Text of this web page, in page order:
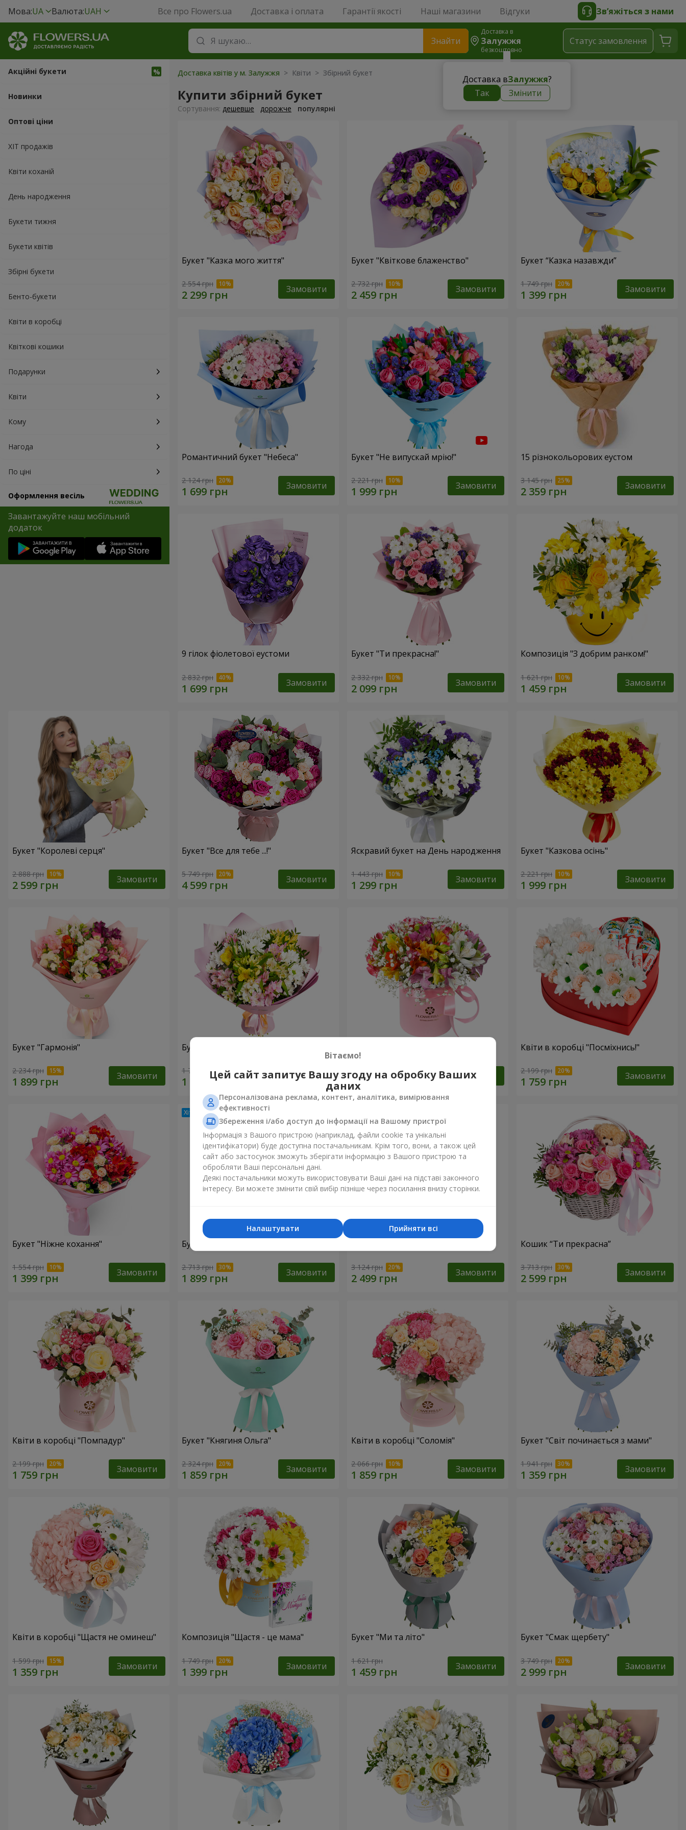
Мова:UA Валюта:UAH Все про Flowers.ua Доставка і оплата Гарантії якості Наші магазини Відгуки Зв’яжіться з нами
Знайти
Доставка в
Залужжя
безкоштовно
Доставка вЗалужжя?
Так
Змінити
Статус замовлення
Акційні букети
Новинки
Оптові ціни
ХІТ продажів
Квіти коханій
День народження
Букети тижня
Букети квітів
Збірні букети
Бенто-букети
Квіти в коробці
Квіткові кошики
Подарунки
Квіти
Кому
Нагода
По ціні
Оформлення весіль
Завантажуйте наш мобільний
додаток
Доставка квітів у м. Залужжя > Квіти > Збірний букет
Купити збірний букет
Сортування: дешевше дорожче популярні
Букет "Казка мого життя"
2 554 грн Замовити
Букет "Квіткове блаженство"
2 732 грн Замовити
Букет “Казка назавжди”
1 749 грн Замовити
Романтичний букет "Небеса"
2 124 грн Замовити
Букет "Не випускай мрію!"
2 221 грн Замовити
15 різнокольорових еустом
3 145 грн Замовити
9 гілок фіолетової еустоми
2 832 грн Замовити
Букет "Ти прекрасна!"
2 332 грн Замовити
Композиція "З добрим ранком!"
1 621 грн Замовити
Букет "Королеві серця"
2 888 грн Замовити
Букет "Все для тебе ...!"
5 749 грн Замовити
Яскравий букет на День народження
1 443 грн Замовити
Букет "Казкова осінь"
2 221 грн Замовити
Букет "Гармонія"
2 234 грн Замовити
Букет квітів "Чудовий настрій"
1 732 грн Замовити 2 305 грн Замовити
Квіти в коробці "Посміхнись!"
2 199 грн Замовити
Букет "Ніжне кохання"
1 554 грн Замовити
Букет "Квітковий бал"
2 713 грн Замовити 3 124 грн Замовити
Кошик “Ти прекрасна”
3 713 грн Замовити
Квіти в коробці "Помпадур"
2 199 грн Замовити
Букет "Княгиня Ольга"
2 324 грн Замовити
Квіти в коробці "Соломія"
2 066 грн Замовити
Букет "Світ починається з мами"
1 941 грн Замовити
Квіти в коробці "Щастя не оминеш"
1 599 грн Замовити
Композиція "Щастя - це мама"
1 749 грн Замовити
Букет "Ми та літо"
1 621 грн Замовити
Букет "Смак щербету"
3 749 грн Замовити
Вітаємо!
Цей сайт запитує Вашу згоду на обробку Ваших
даних
Персоналізована реклама, контент, аналітика, вимірювання
ефективності
Збереження і/або доступ до інформації на Вашому пристрої
Інформація з Вашого пристрою (наприклад, файли cookie та унікальні
ідентифікатори) буде доступна постачальникам. Крім того, вони, а також цей
сайт або застосунок зможуть зберігати інформацію з Вашого пристрою та
обробляти Ваші персональні дані.
Деякі постачальники можуть використовувати Ваші дані на підставі законного
інтересу. Ви можете змінити свій вибір пізніше через посилання внизу сторінки.
Прийняти всі
Налаштувати